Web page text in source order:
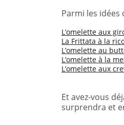
Parmi les idées
L’omelette aux
La Frittata à la
L’omelette au
L’omelette à la
L’omelette aux
Et avez-vous
surprendra et